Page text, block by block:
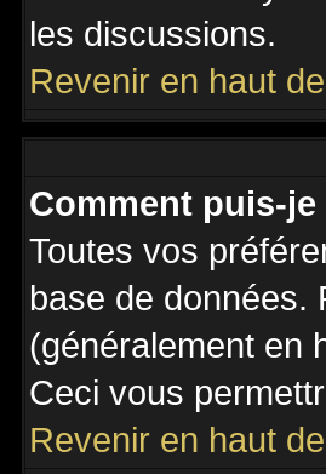
les discussions.
Revenir en haut
Comment puis-
Toutes vos
base de données.
(généralement en
Ceci vous
Revenir en haut